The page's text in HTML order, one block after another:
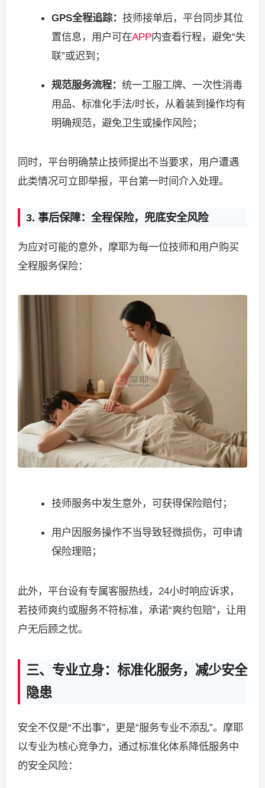
GPS全程追踪：技师接单后，平台同步其位
置信息，用户可在APP内查看行程，避免“失
联”或迟到；
规范服务流程：统一工服工牌、一次性消毒
用品、标准化手法/时长，从着装到操作均有
明确规范，避免卫生或操作风险；
同时，平台明确禁止技师提出不当要求，用户遭遇
此类情况可立即举报，平台第一时间介入处理。
3. 事后保障：全程保险，兜底安全风险
为应对可能的意外，摩耶为每一位技师和用户购买
全程服务保险：
技师服务中发生意外，可获得保险赔付；
用户因服务操作不当导致轻微损伤，可申请
保险理赔；
此外，平台设有专属客服热线，24小时响应诉求，
若技师爽约或服务不符标准，承诺“爽约包赔”，让用
户无后顾之忧。
三、专业立身：标准化服务，减少安全
隐患
安全不仅是“不出事”，更是“服务专业不添乱”。摩耶
以专业为核心竞争力，通过标准化体系降低服务中
的安全风险：